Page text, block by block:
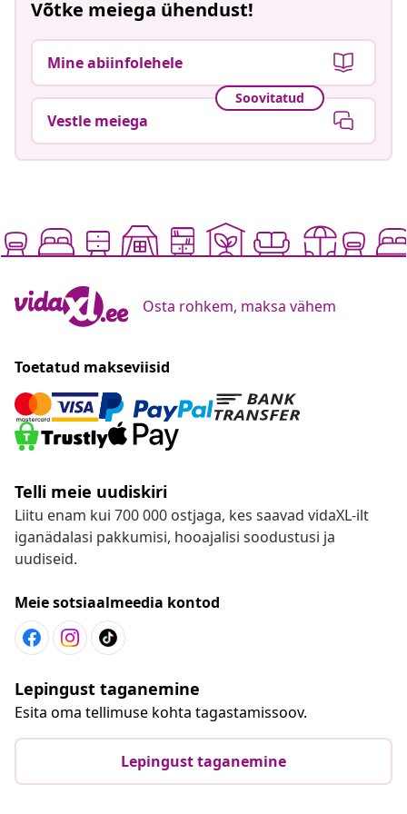
Võtke meiega ühendust!
Mine abiinfolehele
Soovitatud
Vestle meiega
Osta rohkem, maksa vähem
Toetatud makseviisid
Telli meie uudiskiri
Liitu enam kui 700 000 ostjaga, kes saavad vidaXL-ilt
iganädalasi pakkumisi, hooajalisi soodustusi ja
uudiseid.
Meie sotsiaalmeedia kontod
Lepingust taganemine
Esita oma tellimuse kohta tagastamissoov.
Lepingust taganemine